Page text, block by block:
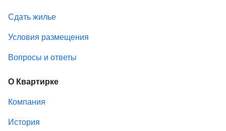
Сдать жилье
Условия размещения
Вопросы и ответы
О Квартирке
Компания
История